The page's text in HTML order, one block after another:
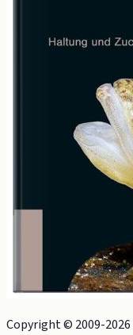
Copyright © 2009-2026